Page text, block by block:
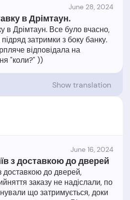
June 28, 2024
в Дрімтаун.
в Дрімтаун. Все було вчасно,
затримки з боку банку.
відповідала на
Show translation
June 16, 2024
з доставкою до дверей
доставкою до дверей,
заказу не надіслали, по
що затримується, доки